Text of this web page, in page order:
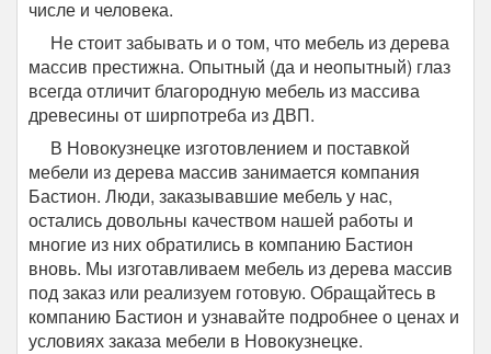
числе и человека.
Не стоит забывать и о том, что мебель из дерева
массив престижна. Опытный (да и неопытный) глаз
всегда отличит благородную мебель из массива
древесины от ширпотреба из ДВП.
В Новокузнецке изготовлением и поставкой
мебели из дерева массив занимается компания
Бастион. Люди, заказывавшие мебель у нас,
остались довольны качеством нашей работы и
многие из них обратились в компанию Бастион
вновь. Мы изготавливаем мебель из дерева массив
под заказ или реализуем готовую. Обращайтесь в
компанию Бастион и узнавайте подробнее о ценах и
условиях заказа мебели в Новокузнецке.